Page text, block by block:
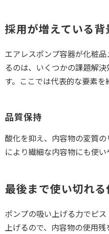
採用が増えている背
エアレスポンプ容器が化粧
るのは、いくつかの課題解
す。ここでは代表的な要素を
品質保持
酸化を抑え、内容物の変質
により繊細な内容物にも使い
最後まで使い切れる
ポンプの吸い上げる力でピ
上げるので、内容物の使用